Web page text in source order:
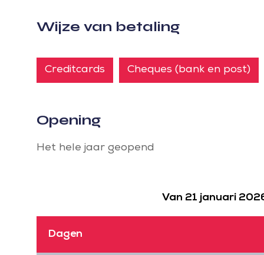
Wijze van betaling
Creditcards Cheques (bank en post)
Opening
Het hele jaar geopend
Van 21 januari
Dagen